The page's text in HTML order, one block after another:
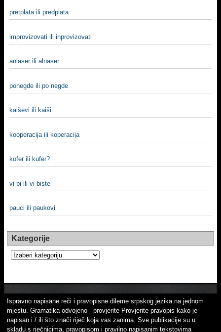
pretplata ili predplata
improvizovati ili inprovizovati
anlaser ili alnaser
ponegde ili po negde
kaiševi ili kaiši
kooperacija ili koperacija
kofer ili kufer?
vi bi ili vi biste
pauci ili paukovi
Kategorije
Kategorije
Ispravno napisane reči i pravopisne dileme srpskog jezika na jednom
mjestu. Gramatika odvojeno - provjerite Provjerite pravopis kako je
napisan i / ili što znači riječ koja vas zanima. Sve publikacije su u
skladu s rječnicima, pravopisom i pravilno napisanim tekstovima